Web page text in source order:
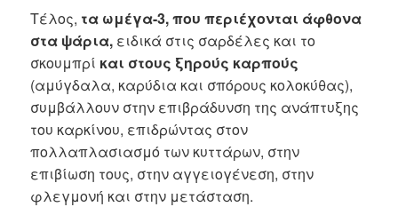
Τέλος, τα ωμέγα-3, που περιέχονται άφθονα
στα ψάρια, ειδικά στις σαρδέλες και το
σκουμπρί και στους ξηρούς καρπούς
(αμύγδαλα, καρύδια και σπόρους κολοκύθας),
συμβάλλουν στην επιβράδυνση της ανάπτυξης
του καρκίνου, επιδρώντας στον
πολλαπλασιασμό των κυττάρων, στην
επιβίωση τους, στην αγγειογένεση, στην
φλεγμονή και στην μετάσταση.